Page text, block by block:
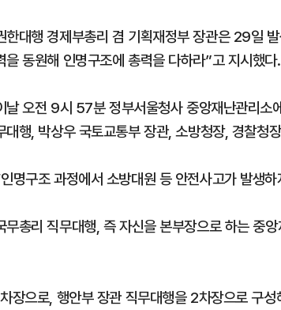
한대행 경제부총리 겸 기획재정부 장관은 29일
을 동원해 인명구조에 총력을 다하라”고 지시했다.
날 오전 9시 57분 정부서울청사 중앙재난관리소
대행, 박상우 국토교통부 장관, 소방청장, 경찰청
명구조 과정에서 소방대원 등 안전사고가 발생
무총리 직무대행, 즉 자신을 본부장으로 하는 중
장으로, 행안부 장관 직무대행을 2차장으로 구